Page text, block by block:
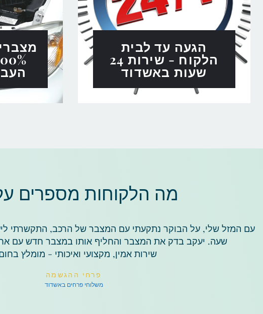
הגעה עד לבית
הלקוח - שירות 24
שעות באשדוד
מה הלקוחות מספרים
עם המזל שלי, על הבוקר נתקעתי עם המצבר של הרכב, התקשרתי
שעה. יעקב בדק את המצבר והחליף אותו במצבר חדש עם
שירות אמין, מקצועי ואיכותי - מומלץ
פרחי ההגשמה
משלוחי פרחים באשדוד